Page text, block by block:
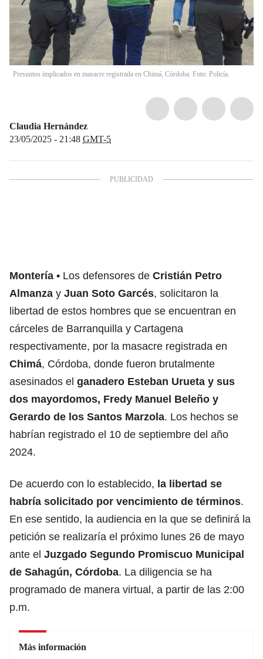
Presuntos implicados en masacre registrada en Chimá, Córdoba. Foto: Policía.
Claudia Hernández
23/05/2025 - 21:48 GMT-5
Montería Los defensores de Cristián Petro
Almanza y Juan Soto Garcés, solicitaron la
libertad de estos hombres que se encuentran en
cárceles de Barranquilla y Cartagena
respectivamente, por la masacre registrada en
Chimá, Córdoba, donde fueron brutalmente
asesinados el ganadero Esteban Urueta y sus
dos mayordomos, Fredy Manuel Beleño y
Gerardo de los Santos Marzola. Los hechos se
habrían registrado el 10 de septiembre del año
2024.
De acuerdo con lo establecido, la libertad se
habría solicitado por vencimiento de términos.
En ese sentido, la audiencia en la que se definirá la
petición se realizaría el próximo lunes 26 de mayo
ante el Juzgado Segundo Promiscuo Municipal
de Sahagún, Córdoba. La diligencia se ha
programado de manera virtual, a partir de las 2:00
p.m.
Más información